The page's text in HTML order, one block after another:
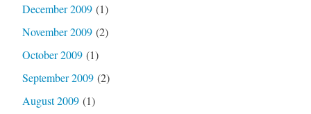
December 2009(1)
November 2009(2)
October 2009(1)
September 2009(2)
August 2009(1)